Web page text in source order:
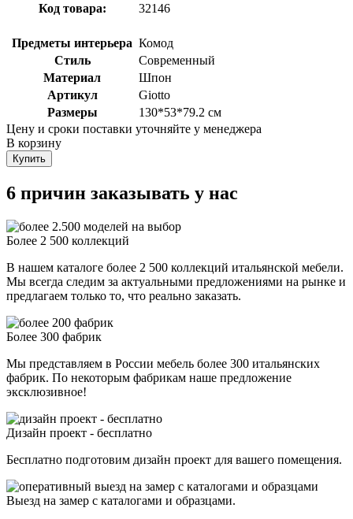
Код товара:
32146
Предметы интерьера Комод
Стиль
Современный
Материал
Шпон
Артикул
Giotto
Размеры
130*53*79.2 см
Цену и сроки поставки уточняйте у менеджера
В корзину
Купить
6 причин заказывать у нас
Более 2 500 коллекций
В нашем каталоге более 2 500 коллекций итальянской мебели.
Мы всегда следим за актуальными предложениями на рынке и
предлагаем только то, что реально заказать.
Более 300 фабрик
Мы представляем в России мебель более 300 итальянских
фабрик. По некоторым фабрикам наше предложение
эксклюзивное!
Дизайн проект - бесплатно
Бесплатно подготовим дизайн проект для вашего помещения.
Выезд на замер с каталогами и образцами.